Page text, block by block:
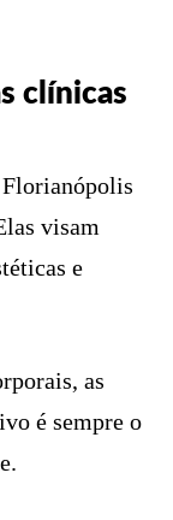
clínicas
visam
e
as
é sempre o